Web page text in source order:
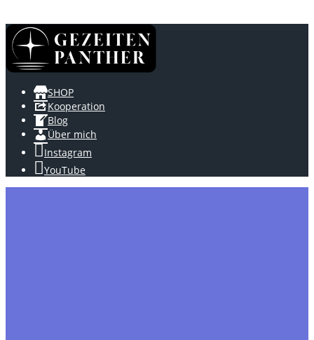
SHOP
Kooperation
Blog
Über mich
Instagram
YouTube